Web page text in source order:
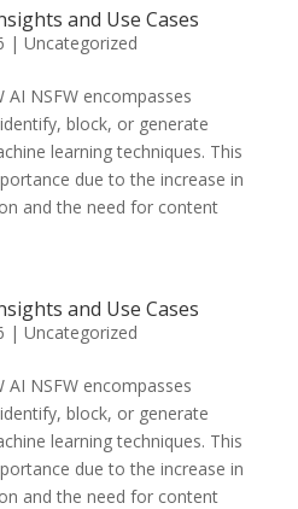
and Use Cases
| Uncategorized
AI NSFW encompasses
block, or generate
learning techniques. This
due to the increase in
and the need for content
and Use Cases
| Uncategorized
AI NSFW encompasses
block, or generate
learning techniques. This
due to the increase in
and the need for content